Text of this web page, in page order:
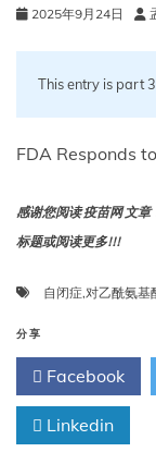
2025年9月24日
This entry is part
FDA Responds
感谢您阅读 疫苗网 文
标题或阅读更多!!!
自闭症,对乙酰氨基
分享
Facebook
Linkedin